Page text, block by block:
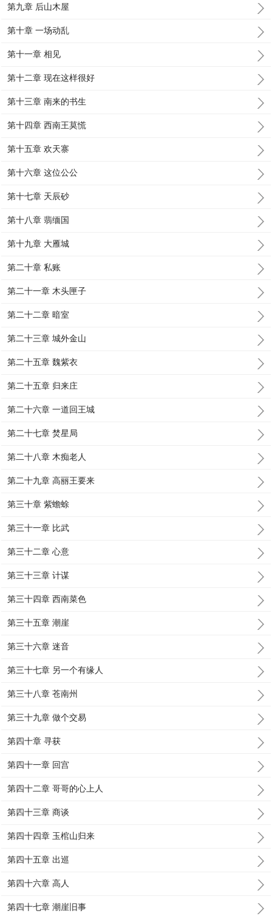
第九章 后山木屋
第十章 一场动乱
第十一章 相见
第十二章 现在这样很好
第十三章 南来的书生
第十四章 西南王莫慌
第十五章 欢天寨
第十六章 这位公公
第十七章 天辰砂
第十八章 翡缅国
第十九章 大雁城
第二十章 私账
第二十一章 木头匣子
第二十二章 暗室
第二十三章 城外金山
第二十五章 魏紫衣
第二十五章 归来庄
第二十六章 一道回王城
第二十七章 焚星局
第二十八章 木痴老人
第二十九章 高丽王要来
第三十章 紫蟾蜍
第三十一章 比武
第三十二章 心意
第三十三章 计谋
第三十四章 西南菜色
第三十五章 潮崖
第三十六章 迷音
第三十七章 另一个有缘人
第三十八章 苍南州
第三十九章 做个交易
第四十章 寻获
第四十一章 回宫
第四十二章 哥哥的心上人
第四十三章 商谈
第四十四章 玉棺山归来
第四十五章 出巡
第四十六章 高人
第四十七章 潮崖旧事